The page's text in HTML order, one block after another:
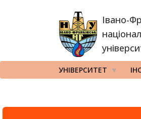
Івано-
УНІВЕРСИТЕТ